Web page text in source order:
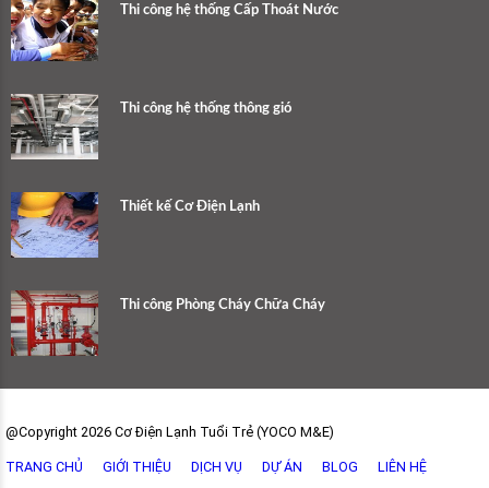
Thi công hệ thống Cấp Thoát Nước
Thi công hệ thống thông gió
Thiết kế Cơ Điện Lạnh
Thi công Phòng Cháy Chữa Cháy
@Copyright 2026 Cơ Điện Lạnh Tuổi Trẻ (YOCO M&E)
TRANG CHỦ GIỚI THIỆU DỊCH VỤ DỰ ÁN BLOG LIÊN HỆ